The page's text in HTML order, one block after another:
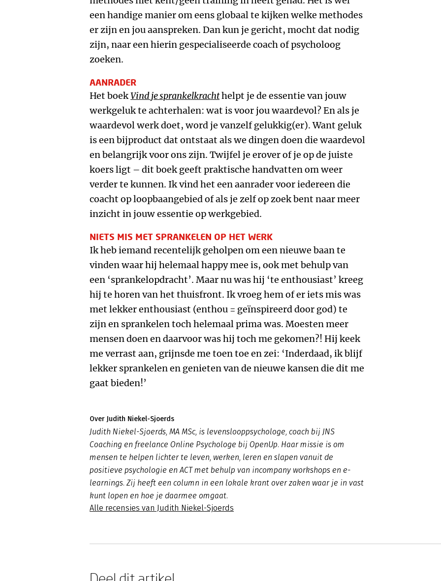
een handige manier om eens globaal te kijken welke methodes
er zijn en jou aanspreken. Dan kun je gericht, mocht dat nodig
zijn, naar een hierin gespecialiseerde coach of psycholoog
zoeken.
AANRADER
Het boekVind je sprankelkrachthelpt je de essentie van jouw
werkgeluk te achterhalen: wat is voor jou waardevol? En als je
waardevol werk doet, word je vanzelf gelukkig(er). Want geluk
is een bijproduct dat ontstaat als we dingen doen die waardevol
en belangrijk voor ons zijn. Twijfel je erover of je op de juiste
koers ligt – dit boek geeft praktische handvatten om weer
verder te kunnen. Ik vind het een aanrader voor iedereen die
coacht op loopbaangebied of als je zelf op zoek bent naar meer
inzicht in jouw essentie op werkgebied.
NIETS MIS MET SPRANKELEN OP HET WERK
Ik heb iemand recentelijk geholpen om een nieuwe baan te
vinden waar hij helemaal happy mee is, ook met behulp van
een ‘sprankelopdracht’. Maar nu was hij ‘te enthousiast’ kreeg
hij te horen van het thuisfront. Ik vroeg hem of er iets mis was
met lekker enthousiast (enthou = geïnspireerd door god) te
zijn en sprankelen toch helemaal prima was. Moesten meer
mensen doen en daarvoor was hij toch me gekomen?! Hij keek
me verrast aan, grijnsde me toen toe en zei: ‘Inderdaad, ik blijf
lekker sprankelen en genieten van de nieuwe kansen die dit me
gaat bieden!’
Over Judith Niekel-Sjoerds
Judith Niekel-Sjoerds, MA MSc, is levenslooppsychologe, coach bij JNS
Coaching en freelance Online Psychologe bij OpenUp. Haar missie is om
mensen te helpen lichter te leven, werken, leren en slapen vanuit de
positieve psychologie en ACT met behulp van incompany workshops en e-
learnings. Zij heeft een column in een lokale krant over zaken waar je in vast
kunt lopen en hoe je daarmee omgaat.
Alle recensies van Judith Niekel-Sjoerds